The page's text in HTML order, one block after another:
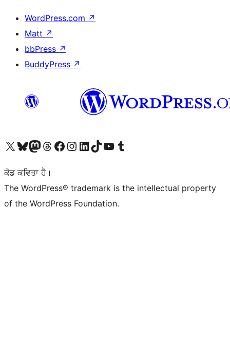
WordPress.com ↗
Matt ↗
bbPress ↗
BuddyPress ↗
Visit our X (formerly Twitter) account
Visit our Bluesky account
Visit our Mastodon account
Visit our Threads account
Visit our Facebook page
Visit our Instagram account
Visit our LinkedIn account
Visit our TikTok account
Visit our YouTube channel
Visit our Tumblr account
ਕੋਡ ਕਵਿਤਾ ਹੈ।
The WordPress® trademark is the intellectual property
of the WordPress Foundation.